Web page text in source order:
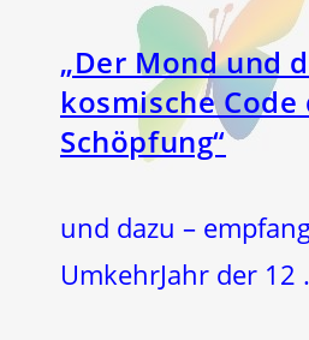
„Der Mond und
kosmische Code
Schöpfung“
und dazu –
UmkehrJahr der 12